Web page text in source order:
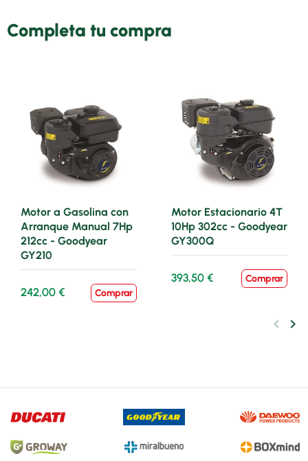
Completa tu compra
Motor a Gasolina con
Arranque Manual 7Hp
212cc - Goodyear
GY210
242,00 € Comprar
Motor Estacionario 4T
10Hp 302cc - Goodyear
GY300Q
393,50 € Comprar
keyboard_arrow_left keyboard_arrow_right